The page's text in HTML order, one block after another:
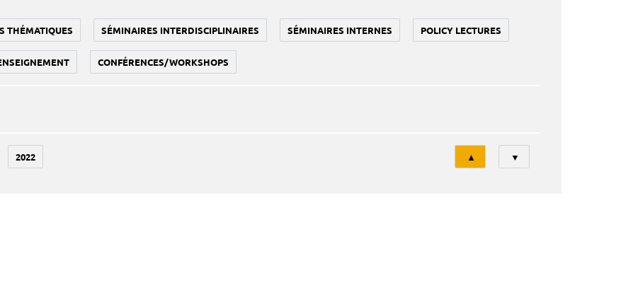
THÉMATIQUES SÉMINAIRES INTERDISCIPLINAIRES SÉMINAIRES INTERNES POLICY LECTURES
CONFÉRENCES/WORKSHOPS
2022
Tri
▲ ▼